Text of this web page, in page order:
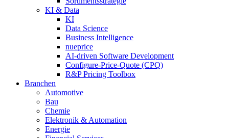
KI & Data
KI
Data Science
Business Intelligence
nueprice
AI-driven Software Development
Configure-Price-Quote (CPQ)
R&P Pricing Toolbox
Branchen
Automotive
Bau
Chemie
Elektronik & Automation
Energie